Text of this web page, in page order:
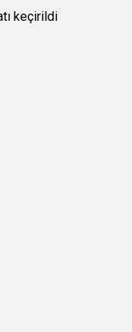
keçirildi